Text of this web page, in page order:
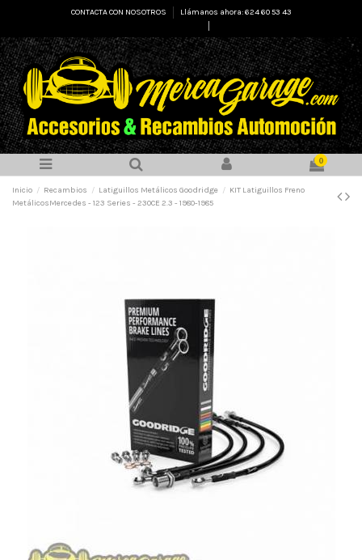
CONTACTA CON NOSOTROS
Llámanos ahora: 624 60 53 43
0
Inicio Recambios Latiguillos Metálicos Goodridge
KIT Latiguillos Freno
MetálicosMercedes - 123 Series - 230CE 2.3 - 1980-1985